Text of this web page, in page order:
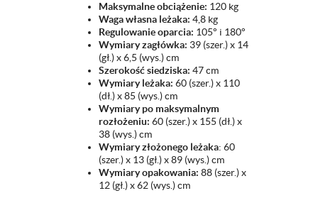
Maksymalne obciążenie: 120 kg
Waga własna leżaka: 4,8 kg
Regulowanie oparcia: 105° i 180°
Wymiary zagłówka: 39 (szer.) x 14
(gł.) x 6,5 (wys.) cm
Szerokość siedziska: 47 cm
Wymiary leżaka: 60 (szer.) x 110
(dł.) x 85 (wys.) cm
Wymiary po maksymalnym
rozłożeniu: 60 (szer.) x 155 (dł.) x
38 (wys.) cm
Wymiary złożonego leżaka: 60
(szer.) x 13 (gł.) x 89 (wys.) cm
Wymiary opakowania: 88 (szer.) x
12 (gł.) x 62 (wys.) cm